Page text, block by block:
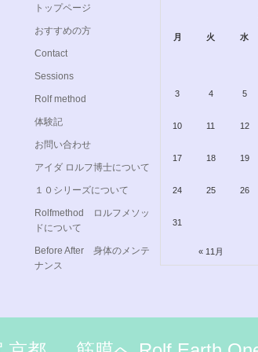
トップページ
おすすめの方
Contact
Sessions
Rolf method
体験記
お問い合わせ
アイダ ロルフ博士について
１０シリーズについて
Rolfmethod ロルフメソッ
ドについて
Before After 身体のメンテ
ナンス
月 火 水
« 11月
3 4 5
10 11 12
17 18 19
24 25 26
31